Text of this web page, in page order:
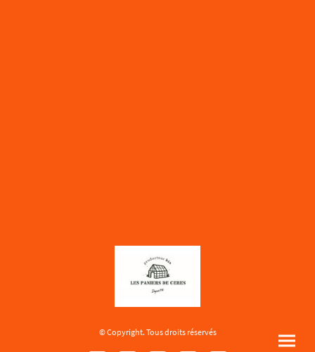
© Copyright. Tous droits réservés